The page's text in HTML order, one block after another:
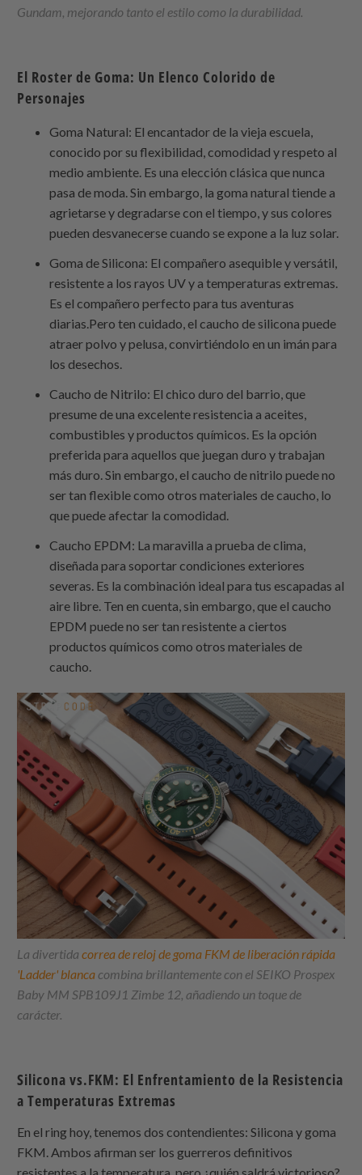
Gundam, mejorando tanto el estilo como la durabilidad.
El Roster de Goma: Un Elenco Colorido de
Personajes
Goma Natural: El encantador de la vieja escuela,
conocido por su flexibilidad, comodidad y respeto al
medio ambiente. Es una elección clásica que nunca
pasa de moda. Sin embargo, la goma natural tiende a
agrietarse y degradarse con el tiempo, y sus colores
pueden desvanecerse cuando se expone a la luz solar.
Goma de Silicona: El compañero asequible y versátil,
resistente a los rayos UV y a temperaturas extremas.
Es el compañero perfecto para tus aventuras
diarias.Pero ten cuidado, el caucho de silicona puede
atraer polvo y pelusa, convirtiéndolo en un imán para
los desechos.
Caucho de Nitrilo: El chico duro del barrio, que
presume de una excelente resistencia a aceites,
combustibles y productos químicos. Es la opción
preferida para aquellos que juegan duro y trabajan
más duro. Sin embargo, el caucho de nitrilo puede no
ser tan flexible como otros materiales de caucho, lo
que puede afectar la comodidad.
Caucho EPDM: La maravilla a prueba de clima,
diseñada para soportar condiciones exteriores
severas. Es la combinación ideal para tus escapadas al
aire libre. Ten en cuenta, sin embargo, que el caucho
EPDM puede no ser tan resistente a ciertos
productos químicos como otros materiales de
caucho.
La divertidacorrea de reloj de goma FKM de liberación rápida
'Ladder' blanca combina brillantemente con el SEIKO Prospex
Baby MM SPB109J1 Zimbe 12, añadiendo un toque de
carácter.
Silicona vs.FKM: El Enfrentamiento de la Resistencia
a Temperaturas Extremas
En el ring hoy, tenemos dos contendientes: Silicona y goma
FKM. Ambos afirman ser los guerreros definitivos